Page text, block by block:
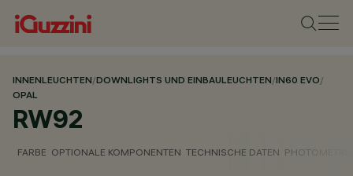
INNENLEUCHTEN/DOWNLIGHTS UND EINBAULEUCHTEN/IN60 EVO/
OPAL
RW92
FARBE OPTIONALE KOMPONENTEN TECHNISCHE DATEN